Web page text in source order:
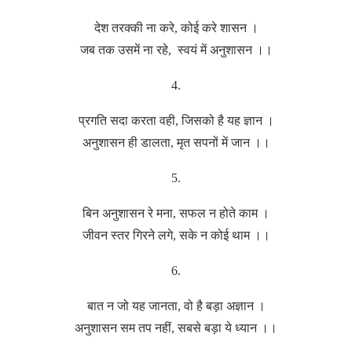
देश तरक्की ना करे, कोई करे शासन ।
जब तक उसमें ना रहे, स्वयं में अनुशासन ।।
4.
प्रगति सदा करता वही, जिसको है यह ज्ञान ।
अनुशासन ही डालता, मृत सपनों में जान ।।
5.
बिन अनुशासन रे मना, सफल न होते काम ।
जीवन स्तर गिरने लगे, सके न कोई थाम ।।
6.
बात न जो यह जानता, वो है बड़ा अज्ञान ।
अनुशासन सम तप नहीं, सबसे बड़ा ये ध्यान ।।